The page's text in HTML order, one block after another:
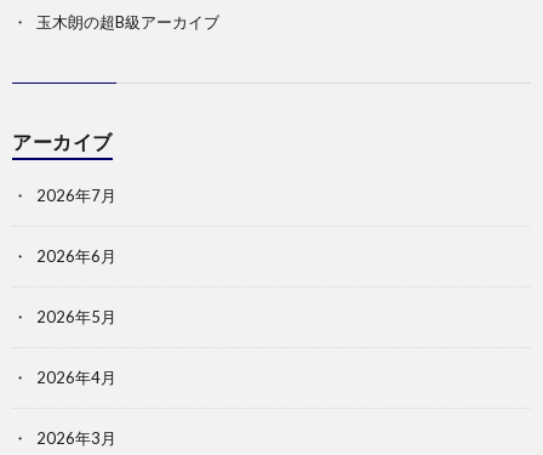
玉木朗の超B級アーカイブ
アーカイブ
2026年7月
2026年6月
2026年5月
2026年4月
2026年3月